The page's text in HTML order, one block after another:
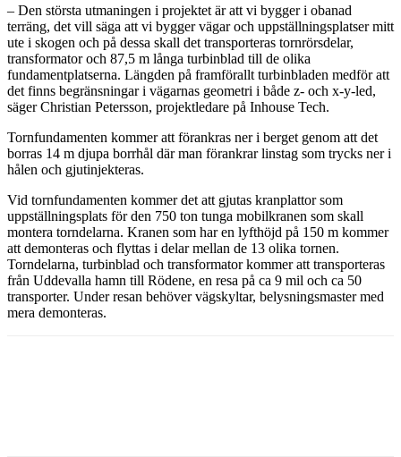
– Den största utmaningen i projektet är att vi bygger i obanad
terräng, det vill säga att vi bygger vägar och uppställningsplatser mitt
ute i skogen och på dessa skall det transporteras tornrörsdelar,
transformator och 87,5 m långa turbinblad till de olika
fundamentplatserna. Längden på framförallt turbinbladen medför att
det finns begränsningar i vägarnas geometri i både z- och x-y-led,
säger Christian Petersson, projektledare på Inhouse Tech.
Tornfundamenten kommer att förankras ner i berget genom att det
borras 14 m djupa borrhål där man förankrar linstag som trycks ner i
hålen och gjutinjekteras.
Vid tornfundamenten kommer det att gjutas kranplattor som
uppställningsplats för den 750 ton tunga mobilkranen som skall
montera torndelarna. Kranen som har en lyfthöjd på 150 m kommer
att demonteras och flyttas i delar mellan de 13 olika tornen.
Torndelarna, turbinblad och transformator kommer att transporteras
från Uddevalla hamn till Rödene, en resa på ca 9 mil och ca 50
transporter. Under resan behöver vägskyltar, belysningsmaster med
mera demonteras.